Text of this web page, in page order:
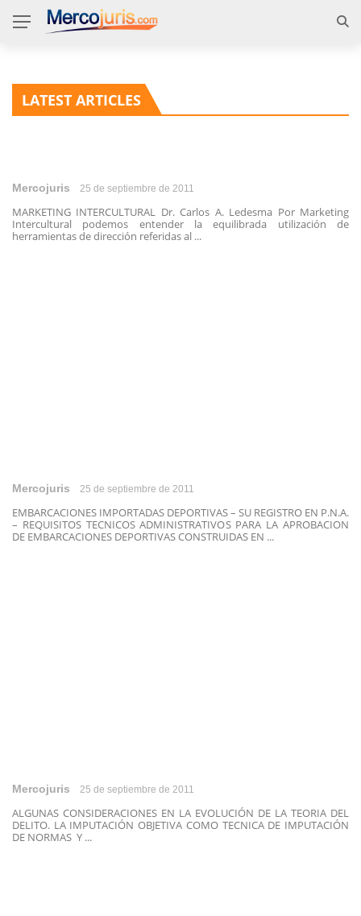
LATEST ARTICLES
Mercojuris 25 de septiembre de 2011
MARKETING INTERCULTURAL Dr. Carlos A. Ledesma Por Marketing
Intercultural podemos entender la equilibrada utilización de
herramientas de dirección referidas al ...
Mercojuris 25 de septiembre de 2011
EMBARCACIONES IMPORTADAS DEPORTIVAS – SU REGISTRO EN P.N.A.
– REQUISITOS TECNICOS ADMINISTRATIVOS PARA LA APROBACION
DE EMBARCACIONES DEPORTIVAS CONSTRUIDAS EN ...
Mercojuris 25 de septiembre de 2011
ALGUNAS CONSIDERACIONES EN LA EVOLUCIÓN DE LA TEORIA DEL
DELITO. LA IMPUTACIÓN OBJETIVA COMO TECNICA DE IMPUTACIÓN
DE NORMAS Y ...